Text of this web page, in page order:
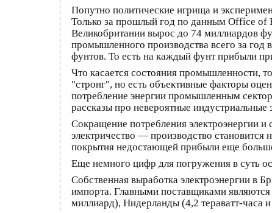
Попутно политические игрища и
Только за прошлый год по данным Office of
Великобритании вырос до 74 миллиардов
промышленного производства всего за год
фунтов. То есть на каждый фунт прибыли
Что касается состояния промышленности,
"стронг", но есть объективные факторы
потребление энергии промышленным
рассказы про невероятные
Сокращение потребления электроэнергии
электричество — производство
покрытия недостающей прибыли еще
Еще немного цифр для погружения в суть
Собственная выработка электроэнергии в
импорта. Главными поставщиками
миллиард), Нидерланды (4,2 тераватт-часа